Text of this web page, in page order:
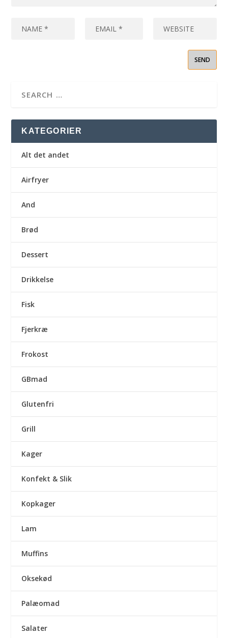
KATEGORIER
Alt det andet
Airfryer
And
Brød
Dessert
Drikkelse
Fisk
Fjerkræ
Frokost
GBmad
Glutenfri
Grill
Kager
Konfekt & Slik
Kopkager
Lam
Muffins
Oksekød
Palæomad
Salater